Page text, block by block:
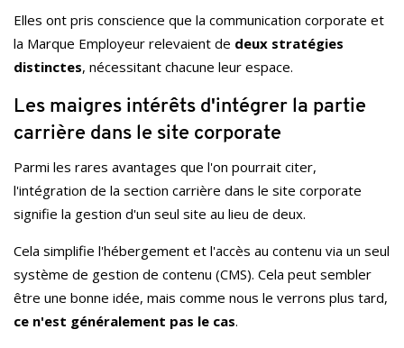
Elles ont pris conscience que la communication corporate et
la Marque Employeur relevaient de deux stratégies
distinctes, nécessitant chacune leur espace.
Les maigres intérêts d'intégrer la partie
carrière dans le site corporate
Parmi les rares avantages que l'on pourrait citer,
l'intégration de la section carrière dans le site corporate
signifie la gestion d'un seul site au lieu de deux.
Cela simplifie l'hébergement et l'accès au contenu via un seul
système de gestion de contenu (CMS). Cela peut sembler
être une bonne idée, mais comme nous le verrons plus tard,
ce n'est généralement pas le cas.